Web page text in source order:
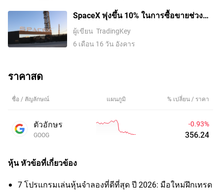
SpaceX พุ่งขึ้น 10% ในการซื้อขายช่วง
ข้ามคืน, มูลค่าหลักทรัพย์ตามราคาตลาด
จ่อแซงหน้า Amazon
ผู้เขียน TradingKey
6 เดือน 16 วัน อังคาร
ราคาสด
ชื่อ / สัญลักษณ์ แผนภูมิ % เปลี่ยน / ราคา
ตัวอักษร
GOOG
-0.93%
356.24
หุ้น หัวข้อที่เกี่ยวข้อง
7 โปรแกรมเล่นหุ้นจำลองที่ดีที่สุด ปี 2026: มือใหม่ฝึกเทรด